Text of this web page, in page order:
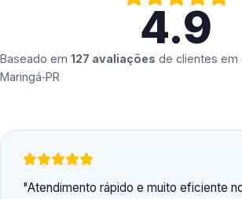
4.9
Baseado em 127 avaliações de clientes em
Maringá‑PR
Atendimento rápido e muito eficiente